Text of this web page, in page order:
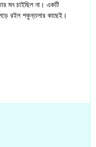
মন চাইছিল না। একটি
পড়ে রইল শকুন্তলার কাছেই।